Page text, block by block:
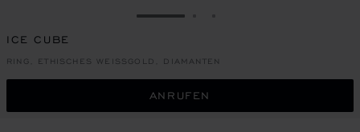
ZUR FOLIE GEHEN 1
ICE CUBE
RING, ETHISCHES WEISSGOLD, DIAMANTEN
ANRUFEN